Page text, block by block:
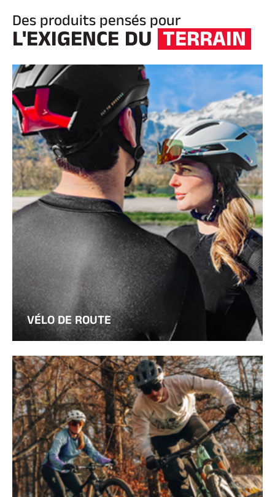
Des produits pensés pour
L'EXIGENCE DU TERRAIN
VÉLO DE ROUTE